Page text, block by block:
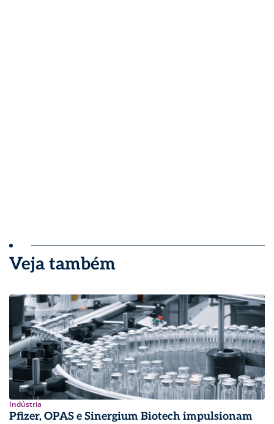
Veja também
Indústria
Pfizer, OPAS e Sinergium Biotech impulsionam